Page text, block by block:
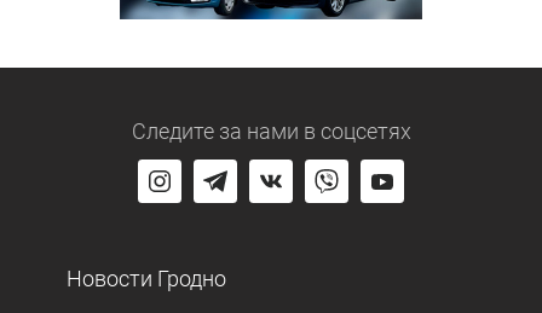
Следите за нами в соцсетях
Новости Гродно